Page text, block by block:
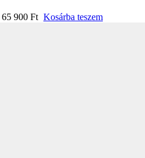
65 900 Ft Kosárba teszem